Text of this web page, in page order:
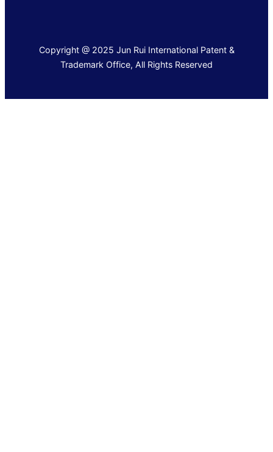
Copyright @ 2025 Jun Rui International Patent &
Trademark Office, All Rights Reserved